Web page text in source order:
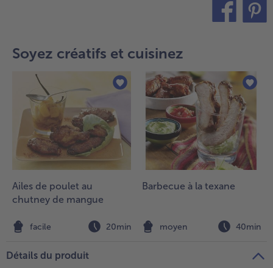
- 5 € à l’achat de 7 menus au choix
Soyez créatifs et cuisinez
Ailes de poulet au
chutney de mangue
facile 20min
Barbecue à la texane
moyen 40min
Détails du produit